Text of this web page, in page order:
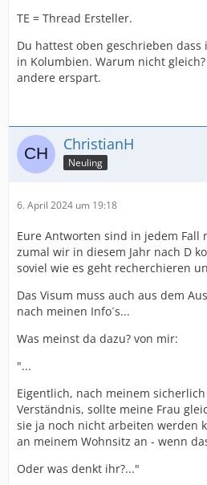
TE = Thread Ersteller.
Du hattest oben geschrieben
in Kolumbien. Warum nicht
andere erspart.
ChristianH
Neuling
6. April 2024 um 19:18
Eure Antworten sind in jedem
zumal wir in diesem Jahr nach D
soviel wie es geht recherchieren
Das Visum muss auch aus dem
nach meinen Info´s...
Was meinst da dazu? von mir:
"...
Eigentlich, nach meinem
Verständnis, sollte meine Frau
sie ja noch nicht arbeiten werden
an meinem Wohnsitz an - wenn
Oder was denkt ihr?..."